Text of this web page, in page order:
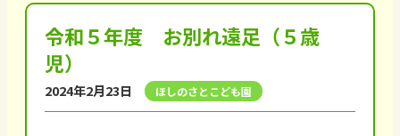
令和５年度 お別れ遠足（５歳
児）
2024年2月23日 ほしのさとこども園